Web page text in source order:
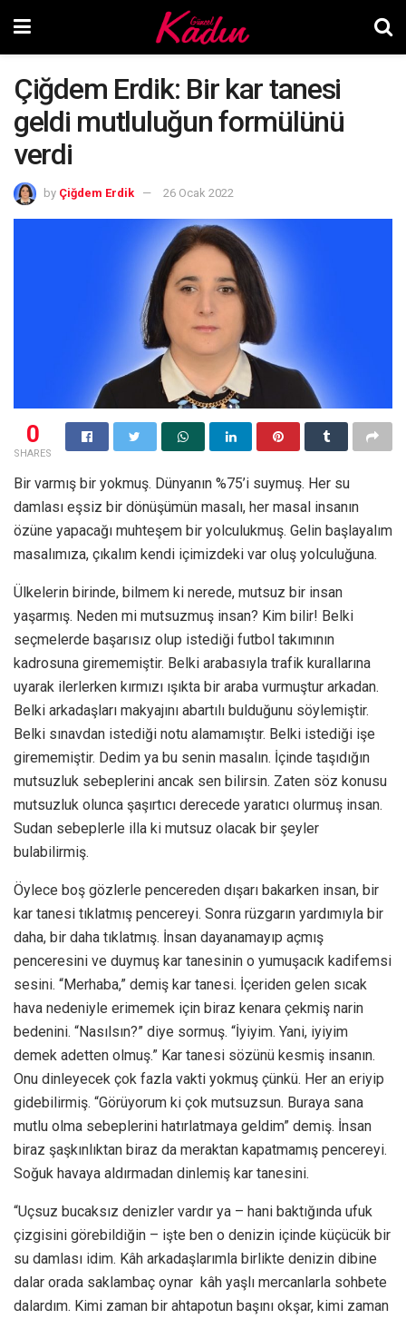
Çiğdem Erdik: Bir kar tanesi
geldi mutluluğun formülünü
verdi
by Çiğdem Erdik 26 Ocak 2022
0
SHARES
Bir varmış bir yokmuş. Dünyanın %75’i suymuş. Her su
damlası eşsiz bir dönüşümün masalı, her masal insanın
özüne yapacağı muhteşem bir yolculukmuş. Gelin başlayalım
masalımıza, çıkalım kendi içimizdeki var oluş yolculuğuna.
Ülkelerin birinde, bilmem ki nerede, mutsuz bir insan
yaşarmış. Neden mi mutsuzmuş insan? Kim bilir! Belki
seçmelerde başarısız olup istediği futbol takımının
kadrosuna girememiştir. Belki arabasıyla trafik kurallarına
uyarak ilerlerken kırmızı ışıkta bir araba vurmuştur arkadan.
Belki arkadaşları makyajını abartılı bulduğunu söylemiştir.
Belki sınavdan istediği notu alamamıştır. Belki istediği işe
girememiştir. Dedim ya bu senin masalın. İçinde taşıdığın
mutsuzluk sebeplerini ancak sen bilirsin. Zaten söz konusu
mutsuzluk olunca şaşırtıcı derecede yaratıcı olurmuş insan.
Sudan sebeplerle illa ki mutsuz olacak bir şeyler
bulabilirmiş.
Öylece boş gözlerle pencereden dışarı bakarken insan, bir
kar tanesi tıklatmış pencereyi. Sonra rüzgarın yardımıyla bir
daha, bir daha tıklatmış. İnsan dayanamayıp açmış
penceresini ve duymuş kar tanesinin o yumuşacık kadifemsi
sesini. “Merhaba,” demiş kar tanesi. İçeriden gelen sıcak
hava nedeniyle erimemek için biraz kenara çekmiş narin
bedenini. “Nasılsın?” diye sormuş. “İyiyim. Yani, iyiyim
demek adetten olmuş.” Kar tanesi sözünü kesmiş insanın.
Onu dinleyecek çok fazla vakti yokmuş çünkü. Her an eriyip
gidebilirmiş. “Görüyorum ki çok mutsuzsun. Buraya sana
mutlu olma sebeplerini hatırlatmaya geldim” demiş. İnsan
biraz şaşkınlıktan biraz da meraktan kapatmamış pencereyi.
Soğuk havaya aldırmadan dinlemiş kar tanesini.
“Uçsuz bucaksız denizler vardır ya – hani baktığında ufuk
çizgisini görebildiğin – işte ben o denizin içinde küçücük bir
su damlası idim. Kâh arkadaşlarımla birlikte denizin dibine
dalar orada saklambaç oynar kâh yaşlı mercanlarla sohbete
dalardım. Kimi zaman bir ahtapotun başını okşar, kimi zaman